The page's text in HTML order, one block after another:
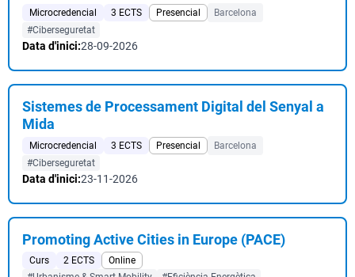
Microcredencial 3 ECTS Presencial
Barcelona
#Ciberseguretat
Data d'inici:28-09-2026
Sistemes de Processament Digital del Senyal a
Mida
Microcredencial 3 ECTS Presencial
Barcelona
#Ciberseguretat
Data d'inici:23-11-2026
Promoting Active Cities in Europe (PACE)
Curs 2 ECTS
Online